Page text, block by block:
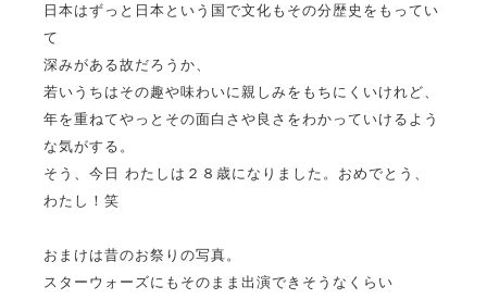
日本はずっと日本という国で文化もその分歴史をもってい
て
深みがある故だろうか、
若いうちはその趣や味わいに親しみをもちにくいけれど、
年を重ねてやっとその面白さや良さをわかっていけるよう
な気がする。
そう、今日 わたしは２８歳になりました。おめでとう、
わたし！笑
おまけは昔のお祭りの写真。
スターウォーズにもそのまま出演できそうなくらい